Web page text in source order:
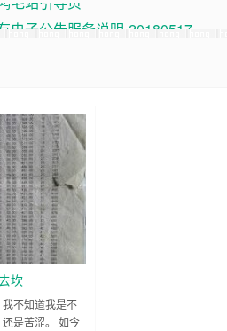
电子公告服务说明-20180517
看点，那么赶紧使用Ctrl+D 收藏吧
感悟 hongmao21.com
毛站引导页
坎
不知道我是不
是苦涩。 如今